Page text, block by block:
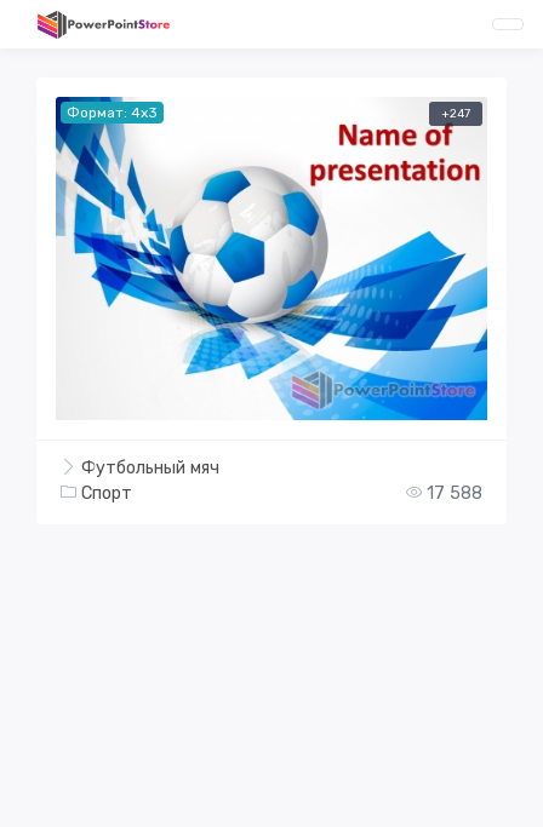
Формат: 4x3 +247
Футбольный мяч
Спорт
17 588